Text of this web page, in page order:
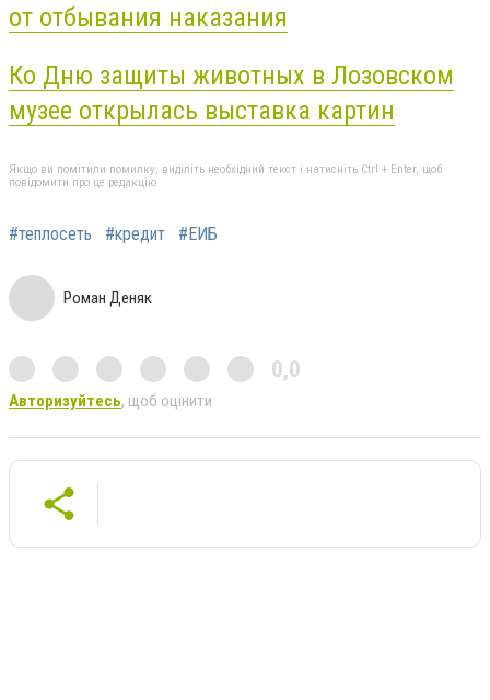
от отбывания наказания
Ко Дню защиты животных в Лозовском
музее открылась выставка картин
Якщо ви помітили помилку, виділіть необхідний текст і натисніть Ctrl + Enter, щоб
повідомити про це редакцію
#теплосеть #кредит #ЕИБ
Роман Деняк
0,0
Авторизуйтесь, щоб оцінити